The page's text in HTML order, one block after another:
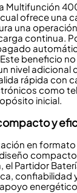
Multifunción
cual ofrece una
una
continua.
beneficio
nivel adicional
rápida con
como
inicial.
y
en
el Partidor
confiabilidad